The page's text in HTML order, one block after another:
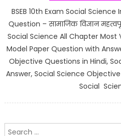
BSEB 10th Exam Social
Question – सामाजिक विज्ञान
Social Science All Chapter Most
Model Paper Question with
Objective Questions in Hindi,
Answer, Social Science
Social
Search